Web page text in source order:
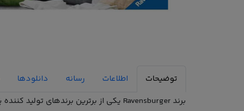
توضیحات اطلاعات رسانه دانلودها